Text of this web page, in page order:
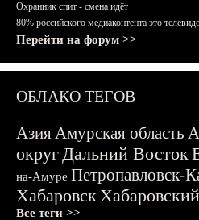
Охранник спит - смена идёт
80% российского медиаконтента это
Перейти на форум >>
ОБЛАКО ТЕГОВ
АзияАмурская область
округДальний Восток
на-Амуре Петропавловск-
Хабаровск
Все теги >>